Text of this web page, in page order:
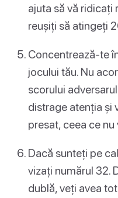
ajuta să vă ridicați
reușiți să atingeți
Concentrează-te
jocului tău. Nu
scorului
distrage atenția și
presat, ceea ce
Dacă sunteți pe
vizați numărul 32.
dublă, veți avea